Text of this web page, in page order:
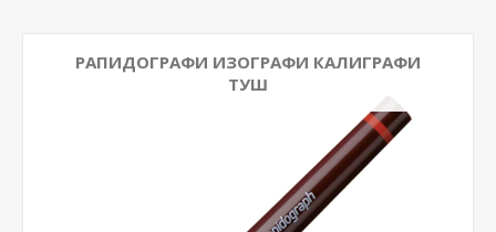
РАПИДОГРАФИ ИЗОГРАФИ КАЛИГРАФИ
ТУШ